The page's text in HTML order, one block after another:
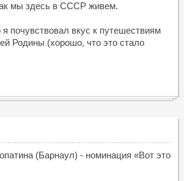
мы здесь в СССР живем.
почувствовал вкус к путешествиям
Родины (хорошо, что это стало
(Барнаул) - номинация «Вот это